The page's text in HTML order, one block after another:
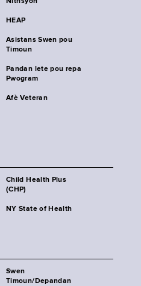
HEAP
Asistans Swen pou
Timoun
Pandan lete pou repa
Pwogram
Afè Veteran
Child Health Plus
(CHP)
NY State of Health
Swen
Timoun/Depandan